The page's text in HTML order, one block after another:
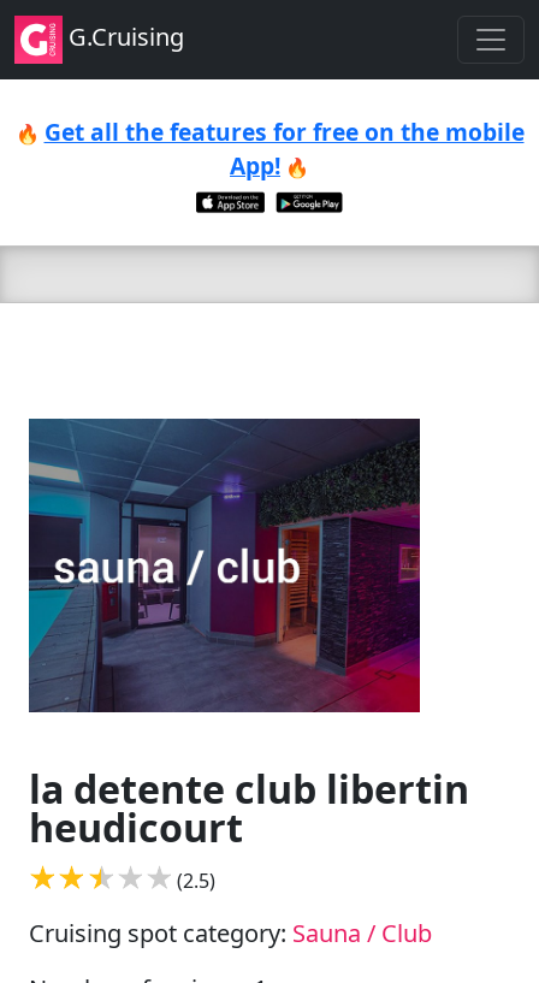
G.Cruising
🔥 Get all the features for free on the mobile
App! 🔥
la detente club libertin
heudicourt
(2.5)
Cruising spot category: Sauna / Club